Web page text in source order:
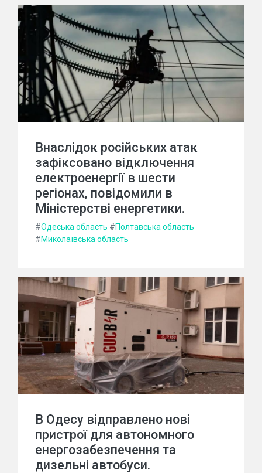
Внаслідок російських атак
зафіксовано відключення
електроенергії в шести
регіонах, повідомили в
Міністерстві енергетики.
#Одеська область #Полтавська область
#Миколаївська область
В Одесу відправлено нові
пристрої для автономного
енергозабезпечення та
дизельні автобуси.